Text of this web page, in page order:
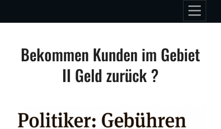
to
Bekommen Kunden im Gebiet
II Geld zurück ?
Beitragsnavigation